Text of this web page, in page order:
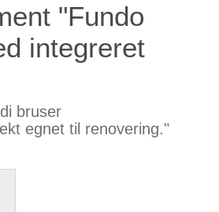
"Fundo
integreret
bruser
egnet til renovering."